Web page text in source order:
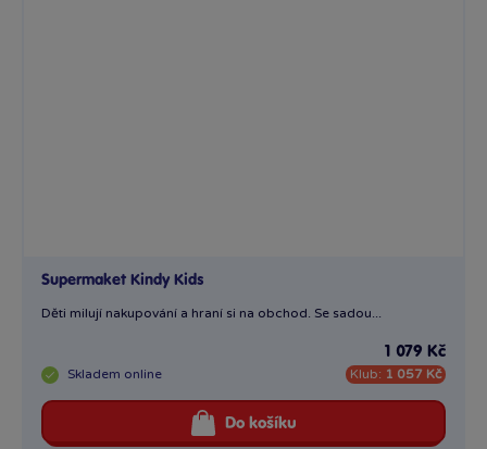
Supermaket Kindy Kids
Děti milují nakupování a hraní si na obchod. Se sadou...
Skladem online
1 079 Kč
Klub: 1 057 Kč
Do košíku